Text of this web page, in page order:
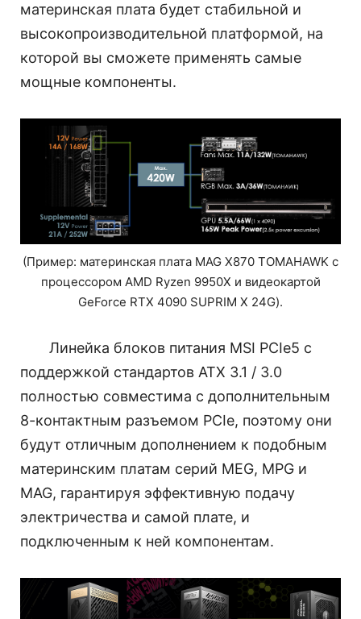
материнская плата будет стабильной и
высокопроизводительной платформой, на
которой вы сможете применять самые
мощные компоненты.
(Пример: материнская плата MAG X870 TOMAHAWK с
процессором AMD Ryzen 9950X и видеокартой
GeForce RTX 4090 SUPRIM X 24G).
Линейка блоков питания MSI PCIe5 с
поддержкой стандартов ATX 3.1 / 3.0
полностью совместима с дополнительным
8-контактным разъемом PCIe, поэтому они
будут отличным дополнением к подобным
материнским платам серий MEG, MPG и
MAG, гарантируя эффективную подачу
электричества и самой плате, и
подключенным к ней компонентам.